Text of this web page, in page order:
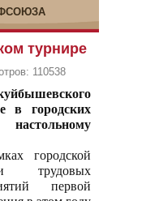
турнире
110538
в городских
городской
трудовых
первой